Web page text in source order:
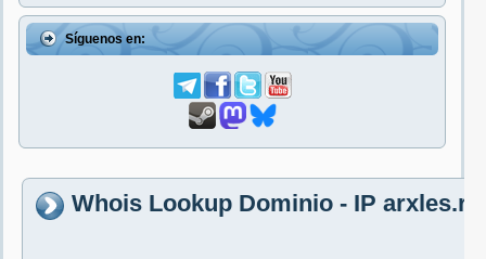
Síguenos en:
Whois Lookup Dominio - IP arxles.ru